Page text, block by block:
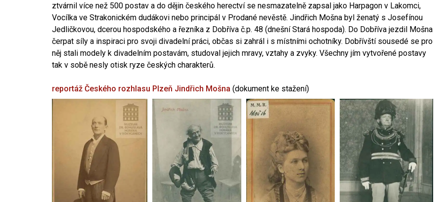
ztvárnil více než 500 postav a do dějin českého herectví se nesmazatelně zapsal jako Harpagon v Lakomci,
Vocílka ve Strakonickém dudákovi nebo principál v Prodané nevěstě. Jindřich Mošna byl ženatý s Josefínou
Jedličkovou, dcerou hospodského a řezníka z Dobříva č.p. 48 (dnešní Stará hospoda). Do Dobříva jezdil Mošna
čerpat síly a inspiraci pro svoji divadelní práci, občas si zahrál i s místními ochotníky. Dobřívští sousedé se pro
něj stali modely k divadelním postavám, studoval jejich mravy, vztahy a zvyky. Všechny jím vytvořené postavy
tak v sobě nesly otisk ryze českých charakterů.
reportáž Českého rozhlasu Plzeň Jindřich Mošna (dokument ke stažení)